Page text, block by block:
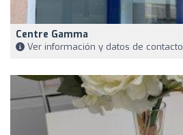
Centre Gamma
Ver información y datos de contacto